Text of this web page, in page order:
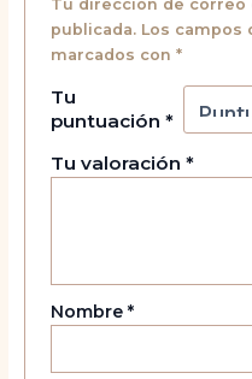
Tu dirección de correo
publicada. Los campos
marcados con *
Tu
puntuación *
Tu valoración *
Nombre *